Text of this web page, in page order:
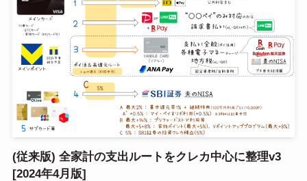
(従来版) 全家計の支出ルートをクレカ中心に整理v3
[2024年4月版]